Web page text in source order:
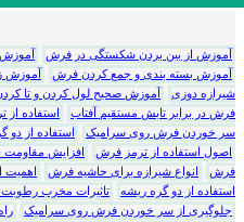
آموزش از بین بردن شکستگی در فرش
آموزش بسته بندی و جمع کردن فرش
آموزش
شیرازه دوزی
آموزش صحیح لول کردن و تا
فرش در برابر تابش مستقیم آفتاب
استفاده از
سر خوردن فرش روی سرامیک
استفاده از دو
اصول استفاده از ترمز فرش
افزایش مقاومت
فرش
انواع شیرازه برای حاشیه فرش اهمیت
استفاده از دو گره ریشه
تاثیرات مخرب
جلوگیری از سر خوردن فرش روی سرامیک